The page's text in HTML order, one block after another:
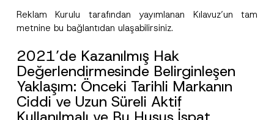
Reklam Kurulu tarafından yayımlanan Kılavuz’un tam
metnine bu bağlantıdan ulaşabilirsiniz.
2021’de Kazanılmış Hak
Değerlendirmesinde Belirginleşen
Yaklaşım: Önceki Tarihli Markanın
Ciddi ve Uzun Süreli Aktif